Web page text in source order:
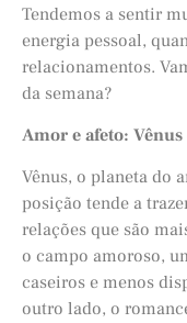
Tendemos a sentir
energia pessoal,
relacionamentos.
da semana?
Amor e afeto:
Vênus, o planeta do
posição tende a
relações que são
o campo amoroso,
caseiros e menos
outro lado, o